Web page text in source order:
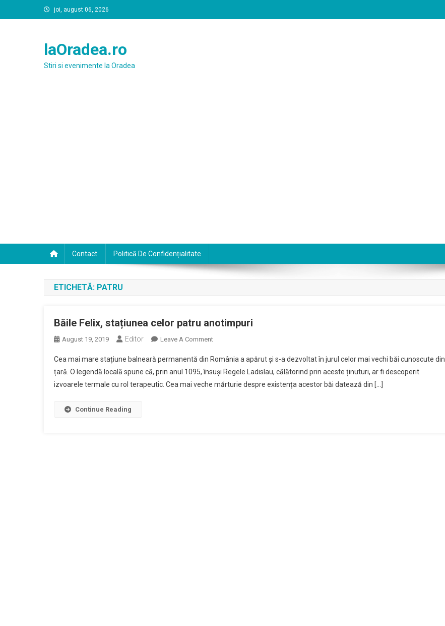
to
joi, august 06, 2026
laOradea.ro
Stiri si evenimente la Oradea
Contact Politică De Confidențialitate
ETICHETĂ: PATRU
Băile Felix, stațiunea celor patru anotimpuri
August 19, 2019 Editor Leave A CommentOn
Felix,
Stațiunea
Celor
Cea mai mare stațiune balneară permanentă din România a apărut și s-a dezvoltat în jurul celor mai vechi băi cunoscute din
țară. O legendă locală spune că, prin anul 1095, însuși Regele Ladislau, călătorind prin aceste ținuturi, ar fi descoperit
izvoarele termale cu rol terapeutic. Cea mai veche mărturie despre existența acestor băi datează din […]
Continue Reading